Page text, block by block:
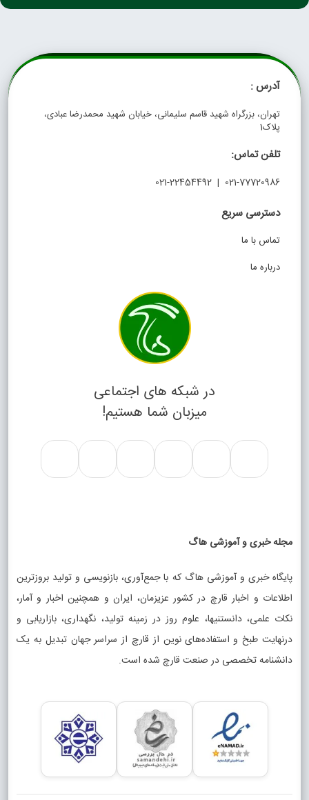
آدرس :
تهران، بزرگراه شهید قاسم سلیمانی، خیابان شهید محمدرضا عبادی،
پلاک1
تلفن تماس:
021-77720986 | 021-22454492
دسترسی سریع
تماس با ما
درباره ما
در شبکه های اجتماعی
میزبان شما هستیم!
مجله خبری و آموزشی هاگ
پایگاه خبری و آموزشی هاگ که با جمع‌آوری، بازنویسی و تولید بروزترین
اطلاعات و اخبار قارچ در کشور عزیزمان، ایران و همچنین اخبار و آمار،
نکات علمی، دانستنیها، علوم روز در زمینه تولید، نگهداری، بازاریابی و
درنهایت طبخ و استفاده‌های نوین از قارچ از سراسر جهان تبدیل به یک
دانشنامه تخصصی در صنعت قارچ شده است.